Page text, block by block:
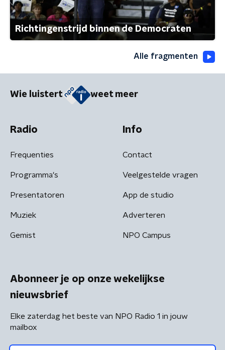
Richtingenstrijd binnen de Democraten
Alle fragmenten
Wie luistert weet meer
Radio
Frequenties
Programma's
Presentatoren
Muziek
Gemist
Info
Contact
Veelgestelde vragen
App de studio
Adverteren
NPO Campus
Abonneer je op onze wekelijkse
nieuwsbrief
Elke zaterdag het beste van NPO Radio 1 in jouw
mailbox